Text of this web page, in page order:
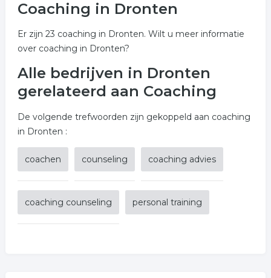
Coaching in Dronten
Er zijn 23 coaching in Dronten. Wilt u meer informatie
over coaching in Dronten?
Alle bedrijven in Dronten
gerelateerd aan Coaching
De volgende trefwoorden zijn gekoppeld aan coaching
in Dronten :
coachen counseling coaching advies
coaching counseling personal training